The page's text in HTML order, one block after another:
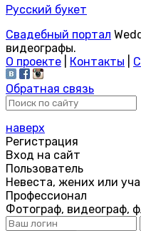
Русский букет
Свадебный портал
видеографы.
О проекте
Контакты
Обратная связь
наверх
Регистрация
Вход на сайт
Пользователь
Невеста, жених или
Профессионал
Фотограф, видеограф,